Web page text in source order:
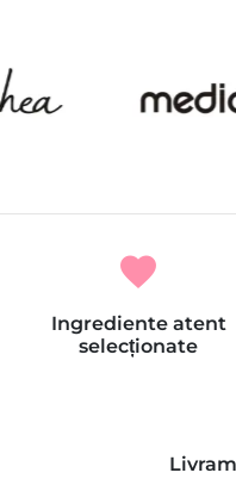
favorite
Ingrediente atent
selecționate